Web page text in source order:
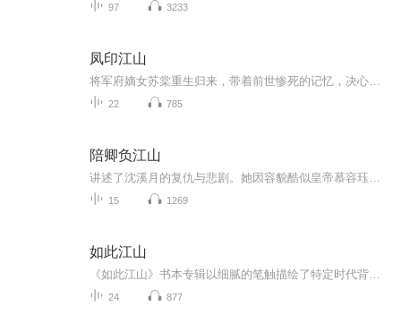
97 3233
凤印江山
22 785
陪卿负江山
15 1269
如此江山
24 877